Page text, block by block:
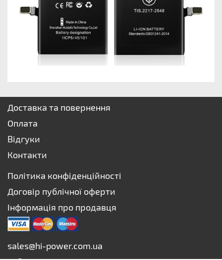
Доставка та повернення
Оплата
Відгуки
Контакти
Політика конфіденційності
Договір публічної оферти
Інформація про продавця
sales@hi-power.com.ua